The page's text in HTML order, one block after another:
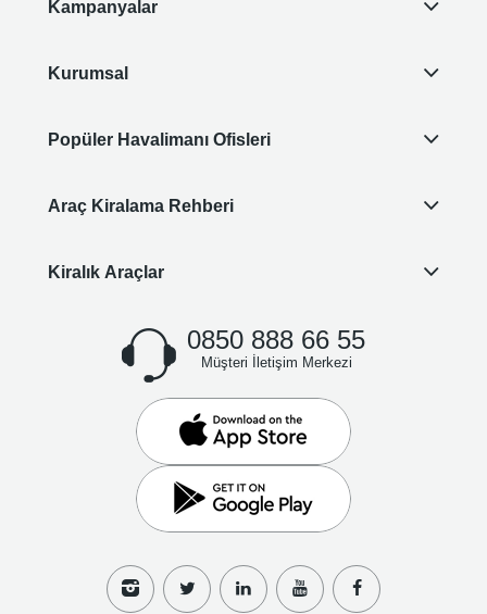
Kampanyalar
Kurumsal
Popüler Havalimanı Ofisleri
Araç Kiralama Rehberi
Kiralık Araçlar
0850 888 66 55
Müşteri İletişim Merkezi